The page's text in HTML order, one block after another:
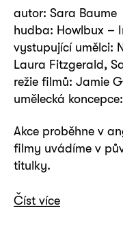
autor: Sara Baume
hudba: Howlbux –
vystupující umělci:
Laura Fitzgerald,
režie filmů: Jamie
umělecká
Akce proběhne v
filmy uvádíme v
titulky.
Číst více